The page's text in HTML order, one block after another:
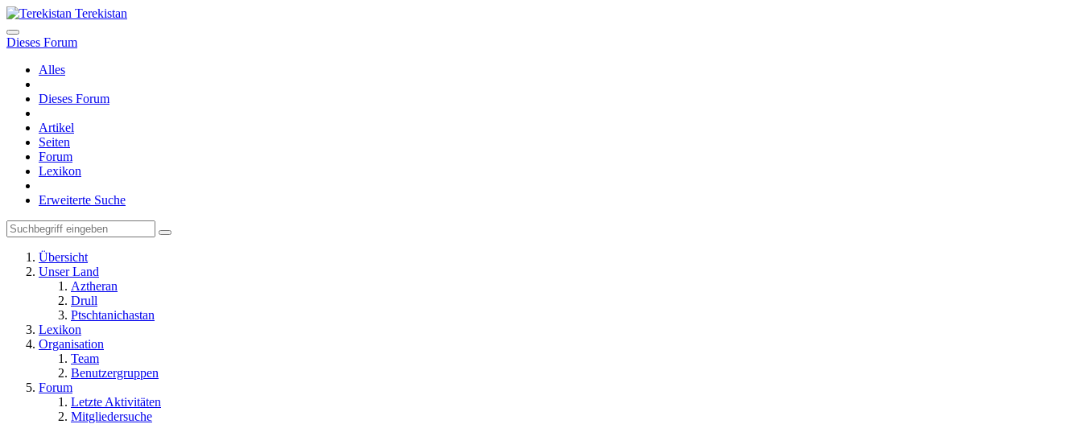
Terekistan
Dieses Forum
Alles
Dieses Forum
Artikel
Seiten
Forum
Lexikon
Erweiterte Suche
Übersicht
Unser Land
Aztheran
Drull
Ptschtanichastan
Lexikon
Organisation
Team
Benutzergruppen
Forum
Letzte Aktivitäten
Mitgliedersuche